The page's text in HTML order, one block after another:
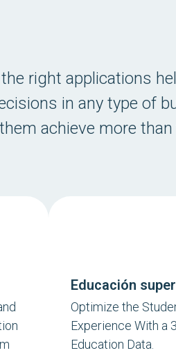
right applications
in any type of
achieve more
Educación
Optimize the
Experience With a
Education Data.